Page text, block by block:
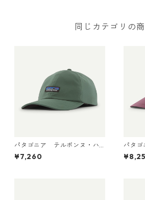
同じカテゴリの
パタゴニア テルボンヌ・ハ
ット (カラー Canopy Gree
n) Patagonia Terrebonne Ha
¥7,260
パタ
ウェイ
590